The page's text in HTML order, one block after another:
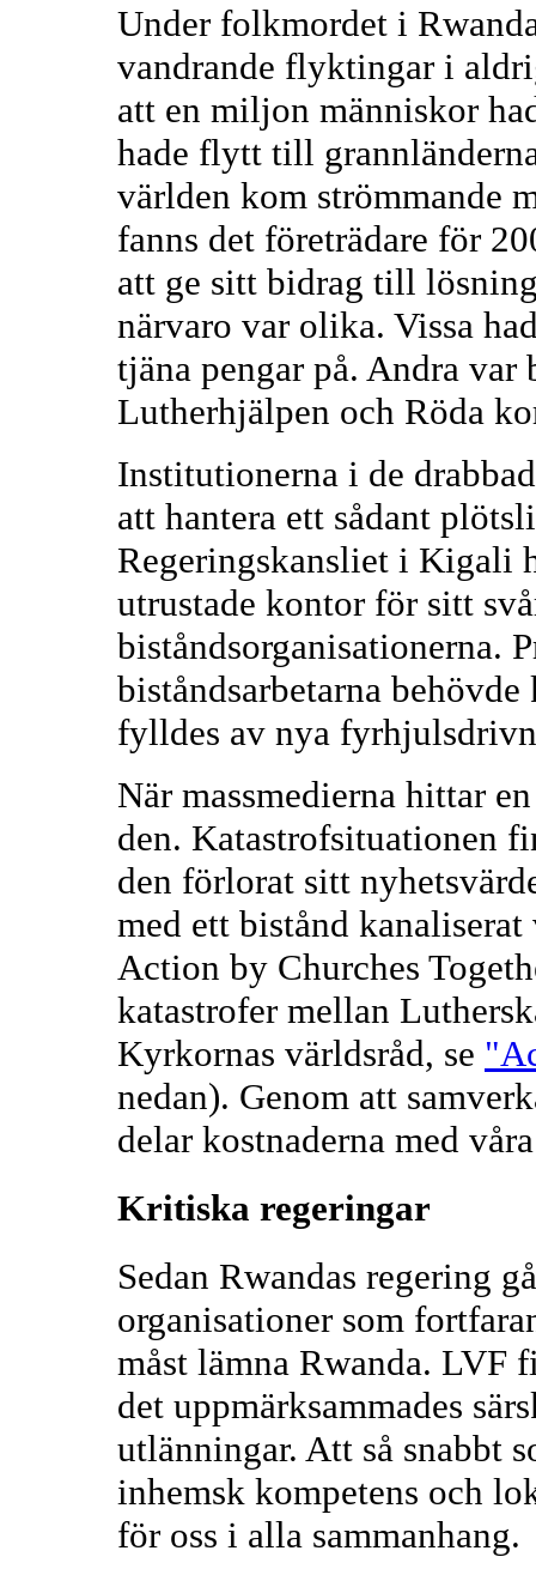
Under folkmordet i
vandrande flyktingar i
att en miljon människor
hade flytt till
världen kom strömmande
fanns det företrädare för
att ge sitt bidrag till
närvaro var olika. Vissa
tjäna pengar på. Andra var
Lutherhjälpen och Röda
Institutionerna i de
att hantera ett sådant
Regeringskansliet i Kigali
utrustade kontor för sitt
biståndsorganisationerna.
biståndsarbetarna
fylldes av nya
När massmedierna hittar
den. Katastrofsituationen
den förlorat sitt
med ett bistånd
Action by Churches
katastrofer mellan
Kyrkornas världsråd, se
nedan). Genom att
delar kostnaderna med
Kritiska regeringar
Sedan Rwandas regering
organisationer som
måst lämna Rwanda. LVF
det uppmärksammades
utlänningar. Att så snabbt
inhemsk kompetens och
för oss i alla sammanhang.